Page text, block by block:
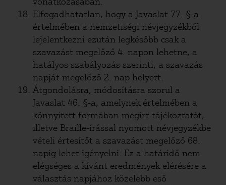
Elfogadhatatlan, hogy a Javaslat 77. §-a
értelmében a nemzetiségi névjegyzékből
lejelentkezni ezután legkésőbb csak a
szavazást megelőző 4. napon lehetne, a
hatályos szabályozás szerinti, a szavazás
napját megelőző 2. nap helyett.
Átgondolásra, módosításra szorul a
Javaslat 46. §-a, amelynek értelmében a
könnyített formában megírt tájékoztatót,
illetve Braille-írással nyomott névjegyzékbe
vételi értesítőt a szavazást megelőző 68.
napig lehet igényelni. Ez a határidő nem
elégséges a kívánt eredmények elérésére a
választás napjához közelebb eső